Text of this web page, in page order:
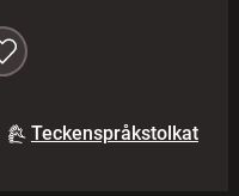
Teckenspråkstolkat